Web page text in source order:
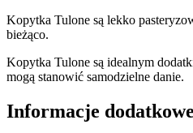
Kopytka Tulone są lekko
bieżąco.
Kopytka Tulone są idealnym
mogą stanowić samodzielne danie.
Informacje dodatkowe